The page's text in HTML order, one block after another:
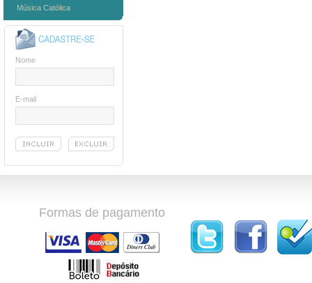
Música Católica
Nome
E-mail
Formas de pagamento